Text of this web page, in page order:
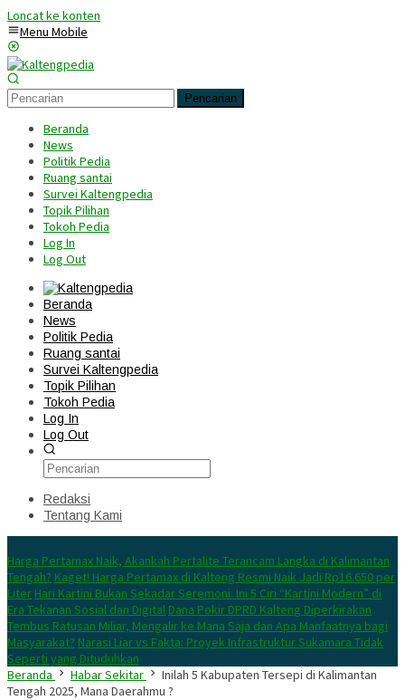
Loncat ke konten
Menu Mobile
Pencarian
Beranda
News
Politik Pedia
Ruang santai
Survei Kaltengpedia
Topik Pilihan
Tokoh Pedia
Log In
Log Out
Beranda
News
Politik Pedia
Ruang santai
Survei Kaltengpedia
Topik Pilihan
Tokoh Pedia
Log In
Log Out
Redaksi
Tentang Kami
Harga Pertamax Naik, Akankah Pertalite Terancam Langka di Kalimantan
Tengah? Kaget! Harga Pertamax di Kalteng Resmi Naik Jadi Rp16.650 per
Liter Hari Kartini Bukan Sekadar Seremoni: Ini 5 Ciri “Kartini Modern” di
Era Tekanan Sosial dan Digital Dana Pokir DPRD Kalteng Diperkirakan
Tembus Ratusan Miliar, Mengalir ke Mana Saja dan Apa Manfaatnya bagi
Masyarakat? Narasi Liar vs Fakta: Proyek Infrastruktur Sukamara Tidak
Seperti yang Dituduhkan
Beranda
Habar Sekitar
Inilah 5 Kabupaten Tersepi di Kalimantan
Tengah 2025, Mana Daerahmu ?